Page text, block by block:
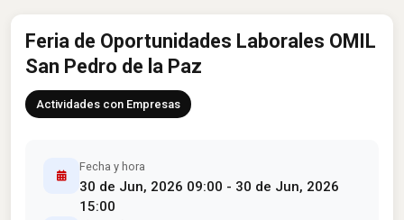
Feria de Oportunidades Laborales OMIL
San Pedro de la Paz
Actividades con Empresas
Fecha y hora
30 de Jun, 2026 09:00 - 30 de Jun, 2026
15:00